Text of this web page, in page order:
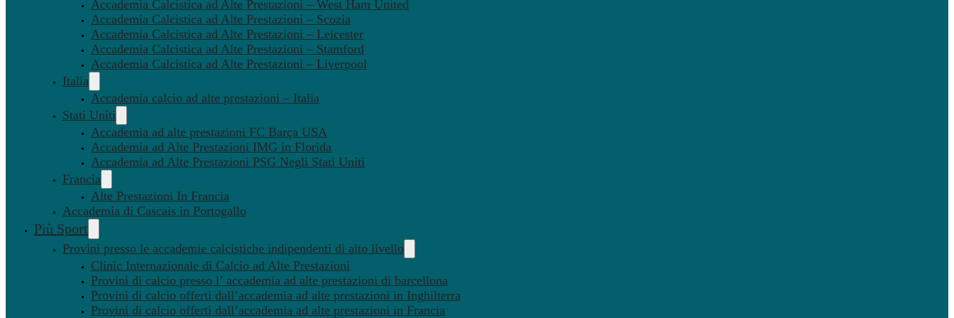
Accademia Calcistica ad Alte Prestazioni – West Ham United
Accademia Calcistica ad Alte Prestazioni – Scozia
Accademia Calcistica ad Alte Prestazioni – Leicester
Accademia Calcistica ad Alte Prestazioni – Stamford
Accademia Calcistica ad Alte Prestazioni – Liverpool
Italia
Accademia calcio ad alte prestazioni – Italia
Stati Uniti
Accademia ad alte prestazioni FC Barça USA
Accademia ad Alte Prestazioni IMG in Florida
Accademia ad Alte Prestazioni PSG Negli Stati Uniti
Francia
Alte Prestazioni In Francia
Accademia di Cascais in Portogallo
Più Sport
Provini presso le accademie calcistiche indipendenti di alto livello
Clinic Internazionale di Calcio ad Alte Prestazioni
Provini di calcio presso l’ accademia ad alte prestazioni di barcellona
Provini di calcio offerti dall’accademia ad alte prestazioni in Inghilterra
Provini di calcio offerti dall’accademia ad alte prestazioni in Francia